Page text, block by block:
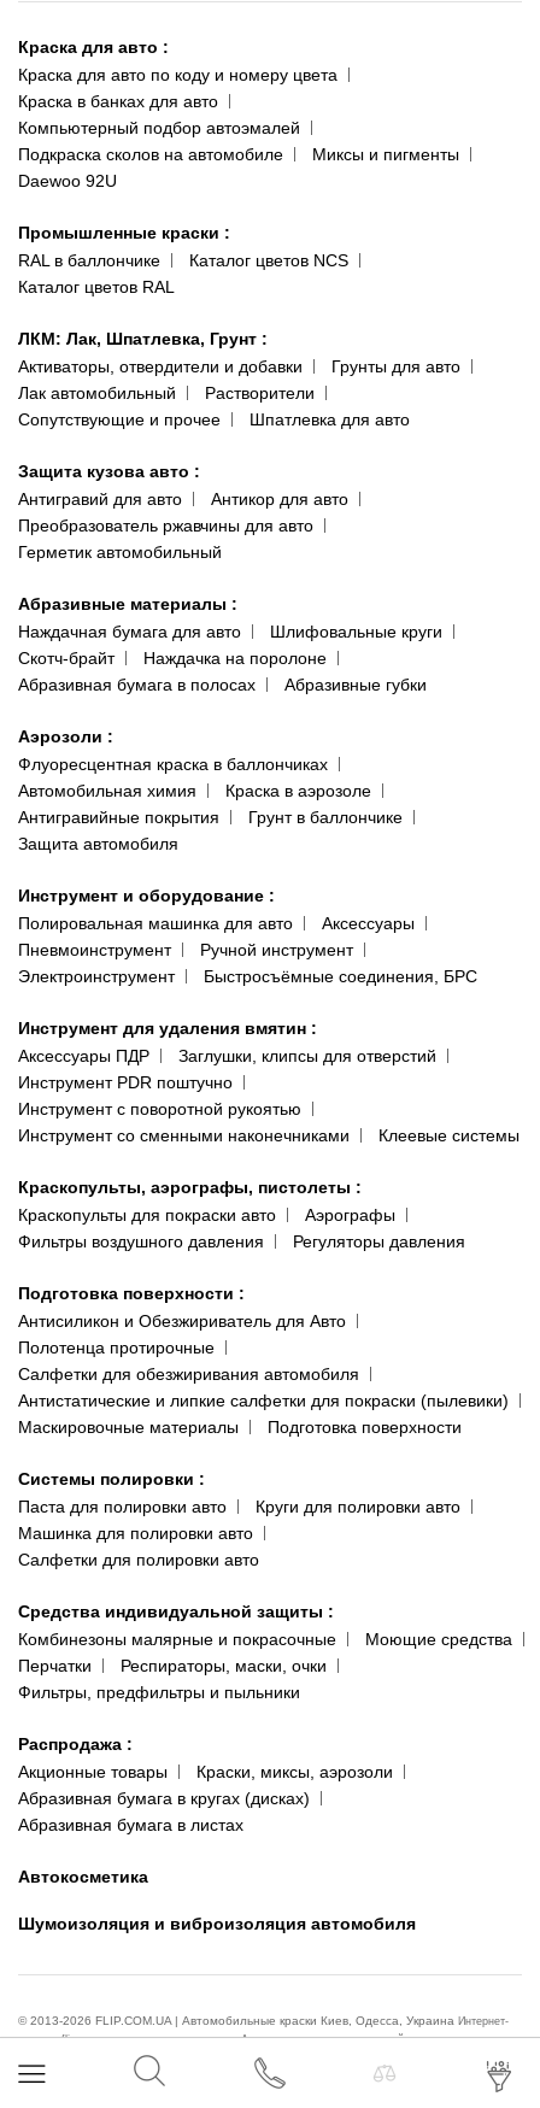
093 611-39-23
(ориентир: Интайм №40)
Одесса
пр-т Акад. Глушко, 29
066 554-97-70
Доставка и оплата
Сотрудничество
Наши публикации
Публичная оферта
Политика конфиденциальности
Краска для авто :
Краска для авто по коду и номеру цвета
Краска в банках для авто
Компьютерный подбор автоэмалей
Подкраска сколов на автомобиле
Миксы и пигменты
Daewoo 92U
Промышленные краски :
RAL в баллончике
Каталог цветов NCS
Каталог цветов RAL
ЛКМ: Лак, Шпатлевка, Грунт :
Активаторы, отвердители и добавки
Грунты для авто
Лак автомобильный
Растворители
Сопутствующие и прочее
Шпатлевка для авто
Защита кузова авто :
Антигравий для авто
Антикор для авто
Преобразователь ржавчины для авто
Герметик автомобильный
Абразивные материалы :
Наждачная бумага для авто
Шлифовальные круги
Скотч-брайт
Наждачка на поролоне
Абразивная бумага в полосах
Абразивные губки
Аэрозоли :
Флуоресцентная краска в баллончиках
Автомобильная химия
Краска в аэрозоле
Антигравийные покрытия
Грунт в баллончике
Защита автомобиля
Инструмент и оборудование :
Полировальная машинка для авто
Аксессуары
Пневмоинструмент
Ручной инструмент
Электроинструмент
Быстросъёмные соединения, БРС
Инструмент для удаления вмятин :
Аксессуары ПДР
Заглушки, клипсы для отверстий
Инструмент PDR поштучно
Инструмент с поворотной рукоятью
Инструмент со сменными наконечниками
Клеевые системы
Краскопульты, аэрографы, пистолеты :
Краскопульты для покраски авто
Аэрографы
Фильтры воздушного давления
Регуляторы давления
Подготовка поверхности :
Антисиликон и Обезжириватель для Авто
Полотенца протирочные
Салфетки для обезжиривания автомобиля
Антистатические и липкие салфетки для покраски (пылевики)
Маскировочные материалы
Подготовка поверхности
Системы полировки :
Паста для полировки авто
Круги для полировки авто
Машинка для полировки авто
Салфетки для полировки авто
Средства индивидуальной защиты :
Комбинезоны малярные и покрасочные
Моющие средства
Перчатки
Респираторы, маски, очки
Фильтры, предфильтры и пыльники
Распродажа :
Акционные товары
Краски, миксы, аэрозоли
Абразивная бумага в кругах (дисках)
Абразивная бумага в листах
Автокосметика
Шумоизоляция и виброизоляция автомобиля
© 2013-2026 FLIP.COM.UA | Автомобильные краски Киев, Одесса, Украина Интернет-
магазин flip.com.ua – все для автомаляра. Администрация и владелец сайта не несут
ответственности за ущерб или упущенную выгоду, причинённые в результате использования или
невозможности использования информации с этого сайта. Администрация и владелец сайта не
несут ответственности за информацию и высказывания, размещённые посетителями в